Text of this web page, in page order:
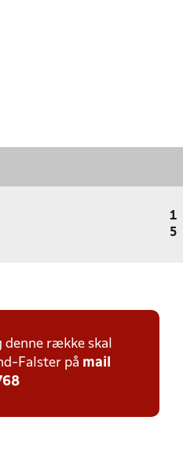
1
5
række skal
Falster på mail